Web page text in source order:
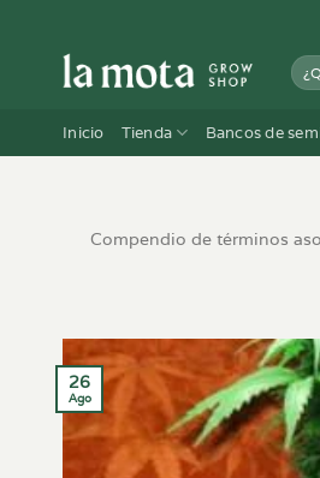
contenido
por:
Inicio Tienda Bancos de
Compendio de términos
26
Ago